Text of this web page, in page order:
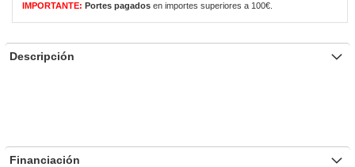
IMPORTANTE: Portes pagados en importes superiores a 100€.
Descripción
Financiación